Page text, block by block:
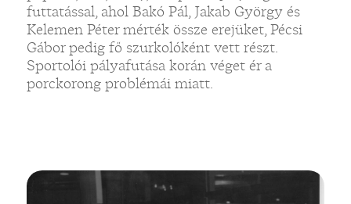
futtatással, ahol Bakó Pál, Jakab György és
Kelemen Péter mérték össze erejüket, Pécsi
Gábor pedig fő szurkolóként vett részt.
Sportolói pályafutása korán véget ér a
porckorong problémái miatt.